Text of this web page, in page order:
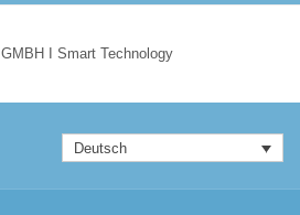
Deutsch